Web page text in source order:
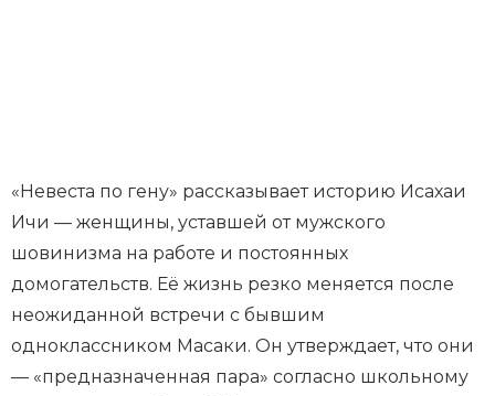
«Невеста по гену» рассказывает историю Исахаи
Ичи — женщины, уставшей от мужского
шовинизма на работе и постоянных
домогательств. Её жизнь резко меняется после
неожиданной встречи с бывшим
одноклассником Масаки. Он утверждает, что они
— «предназначенная пара» согласно школьному